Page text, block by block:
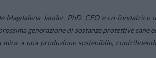
Jander, PhD, CEO e co-fondatrice
generazione di sostanze protettive sane
a una produzione sostenibile,